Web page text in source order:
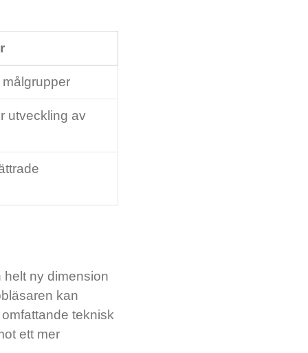
utveckling av
ny dimension
kan
teknisk
ett mer